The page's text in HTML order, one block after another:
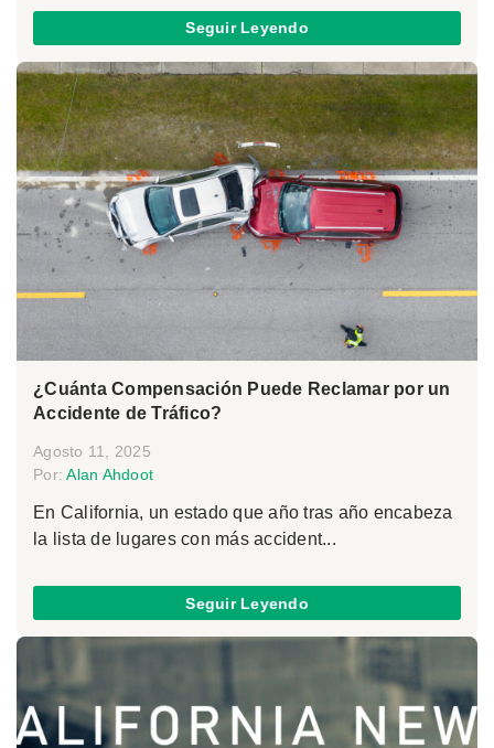
Seguir Leyendo
¿Cuánta Compensación Puede Reclamar por un
Accidente de Tráfico?
Agosto 11, 2025
Por:Alan Ahdoot
En California, un estado que año tras año encabeza
la lista de lugares con más accident...
Seguir Leyendo